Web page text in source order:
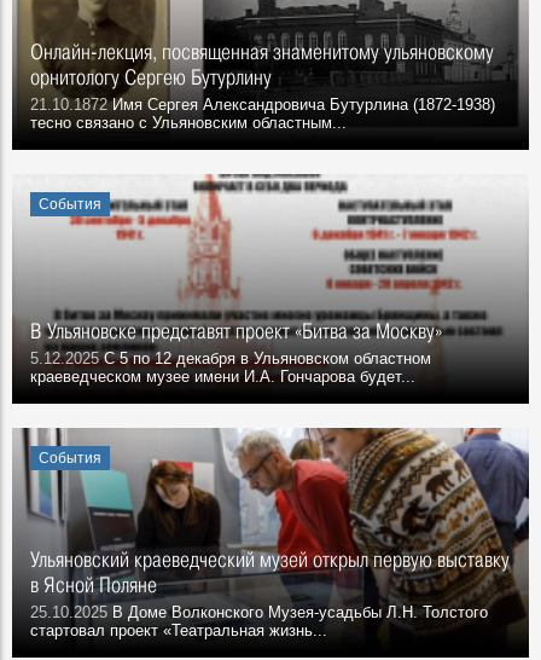
Онлайн-лекция, посвященная знаменитому ульяновскому
орнитологу Сергею Бутурлину
21.10.1872Имя Сергея Александровича Бутурлина (1872-1938)
тесно связано с Ульяновским областным...
События
В Ульяновске представят проект «Битва за Москву»
5.12.2025С 5 по 12 декабря в Ульяновском областном
краеведческом музее имени И.А. Гончарова будет...
События
Ульяновский краеведческий музей открыл первую выставку
в Ясной Поляне
25.10.2025 В Доме Волконского Музея-усадьбы Л.Н. Толстого
стартовал проект «Театральная жизнь...